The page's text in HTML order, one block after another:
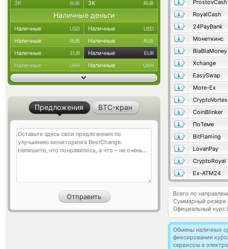
ProstovCash
RoyalCash
24PayBank
Монеткинс
BlaBlaMoney
Xchange
EasySwap
More-Ex
CryptoVortex
CoinBlinker
ПоТеме
BitFlaming
LovanPay
CryptoRoyal
Ex-ATM24
Всего по
Суммарный резерв
Официальный курс
Обмены наличных
фиксирования
сервисом в
ЗК RUB ЗК RUB
Наличные деньги
Наличные USD Наличные USD
Наличные RUB Наличные RUB
Наличные EUR Наличные EUR
Наличные UAH Наличные UAH
Предложения BTC-кран